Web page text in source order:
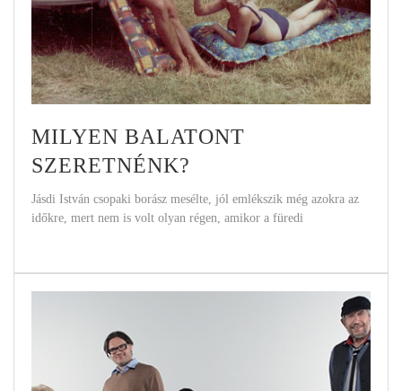
MILYEN BALATONT
SZERETNÉNK?
Jásdi István csopaki borász mesélte, jól emlékszik még azokra az
időkre, mert nem is volt olyan régen, amikor a füredi